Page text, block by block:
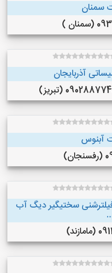
سمنان
)
آذربایجان
آبنوس
فیلترشنی سختیگیر دیگ آب